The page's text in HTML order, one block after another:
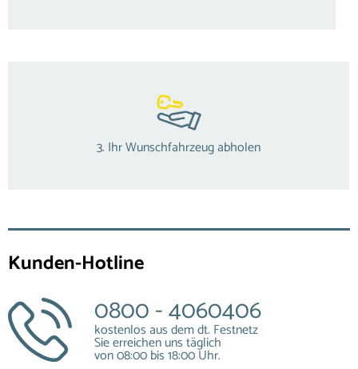
3. Ihr Wunschfahrzeug abholen
Kunden-Hotline
0800 - 4060406
kostenlos aus dem dt. Festnetz
Sie erreichen uns täglich
von 08:00 bis 18:00 Uhr.